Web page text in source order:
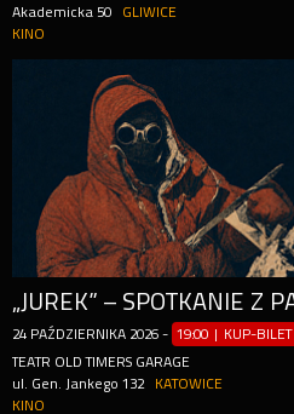
Akademicka 50
GLIWICE
KINO
24 PAŹDZIERNIKA 2026 - 19:00 | KUP-BILET
TEATR OLD TIMERS GARAGE
ul. Gen. Jankego 132
KATOWICE
KINO